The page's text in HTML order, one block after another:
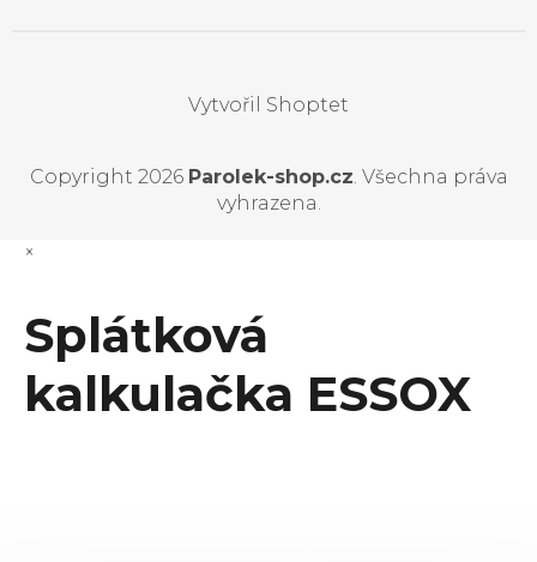
Vytvořil Shoptet
Copyright 2026 Parolek-shop.cz. Všechna práva
vyhrazena.
×
Splátková
kalkulačka ESSOX